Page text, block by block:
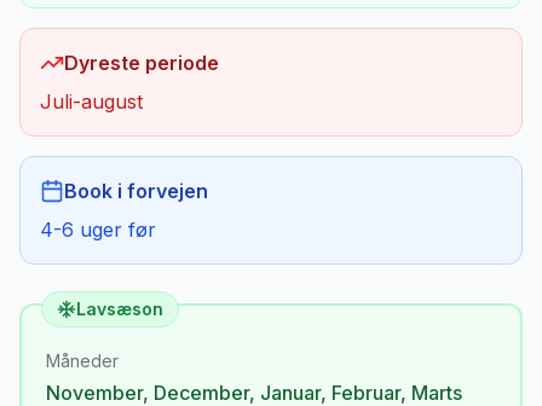
Dyreste periode
Juli-august
Book i forvejen
4-6 uger før
Lavsæson
Måneder
November, December, Januar, Februar, Marts